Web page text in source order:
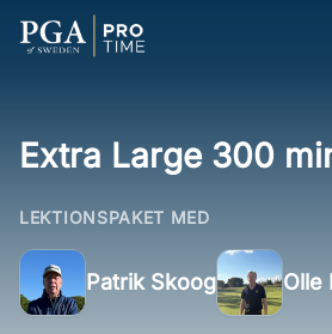
Extra Large 300
LEKTIONSPAKET MED
Patrik Skoog Olle